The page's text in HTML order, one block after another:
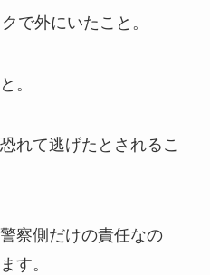
で外にいたこと。
。
れて逃げたとされるこ
察側だけの責任なの
す。